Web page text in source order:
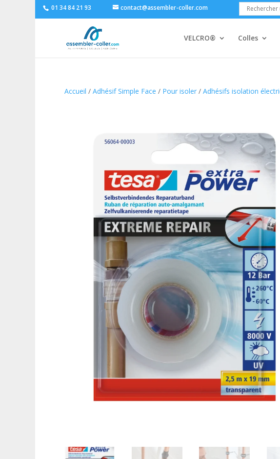
01 34 84 21 93 contact@assembler-coller.com
VELCRO® Colles
Accueil / Adhésif Simple Face / Pour isoler / Adhésifs isolation